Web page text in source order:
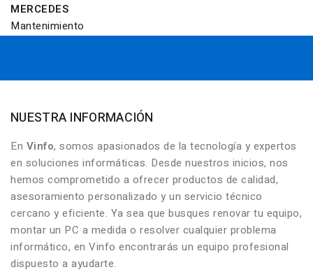
MERCEDES
Mantenimiento
NUESTRA INFORMACIÓN
En Vinfo, somos apasionados de la tecnología y expertos
en soluciones informáticas. Desde nuestros inicios, nos
hemos comprometido a ofrecer productos de calidad,
asesoramiento personalizado y un servicio técnico
cercano y eficiente. Ya sea que busques renovar tu equipo,
montar un PC a medida o resolver cualquier problema
informático, en Vinfo encontrarás un equipo profesional
dispuesto a ayudarte.